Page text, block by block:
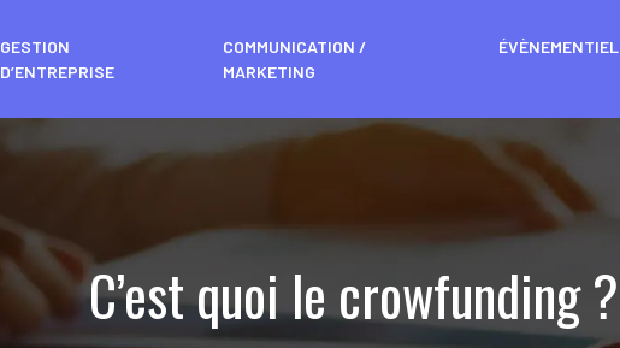
GESTION
D’ENTREPRISE
COMMUNICATION /
MARKETING
ÉVÈNEMENTIEL
C’est quoi le crowfunding ?